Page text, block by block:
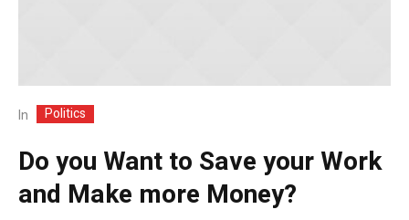
In Politics
Do you Want to Save your Work
and Make more Money?